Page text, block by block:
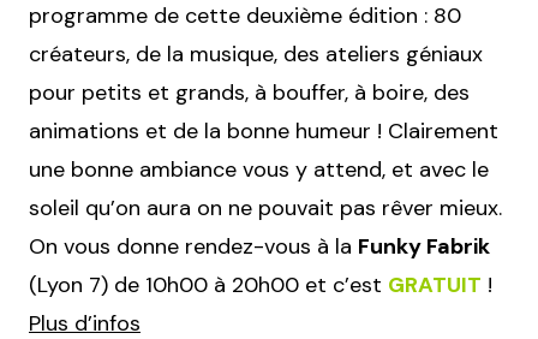
programme de cette deuxième édition : 80
créateurs, de la musique, des ateliers géniaux
pour petits et grands, à bouffer, à boire, des
animations et de la bonne humeur ! Clairement
une bonne ambiance vous y attend, et avec le
soleil qu’on aura on ne pouvait pas rêver mieux.
On vous donne rendez-vous à la Funky Fabrik
(Lyon 7) de 10h00 à 20h00 et c’est GRATUIT !
Plus d’infos